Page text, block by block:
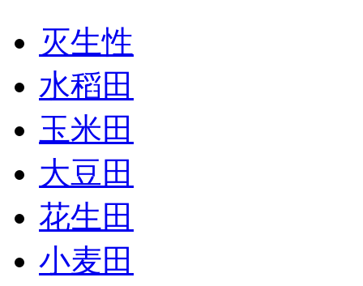
灭生性
水稻田
玉米田
大豆田
花生田
小麦田